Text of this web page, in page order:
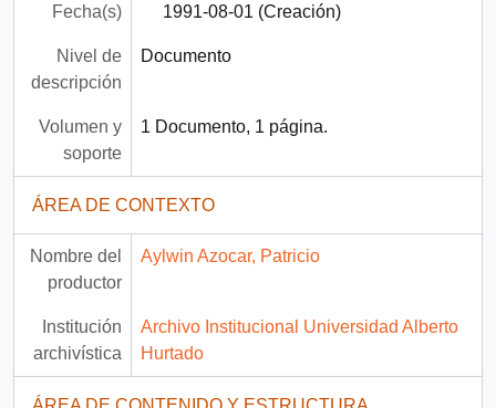
Fecha(s) 1991-08-01 (Creación)
Nivel de
descripción
Documento
Volumen y
soporte
1 Documento, 1 página.
ÁREA DE CONTEXTO
Nombre del
productor
Aylwin Azocar, Patricio
Institución
archivística
Archivo Institucional Universidad Alberto
Hurtado